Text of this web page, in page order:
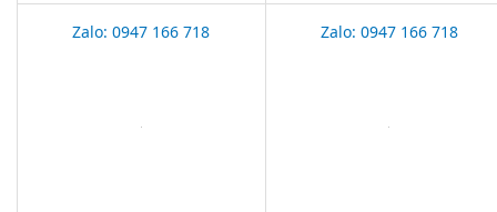
Zalo: 0947 166 718 Zalo: 0947 166 718